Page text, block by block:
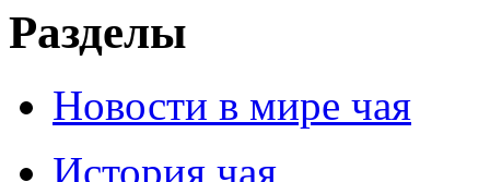
Разделы
Новости в мире чая
История чая